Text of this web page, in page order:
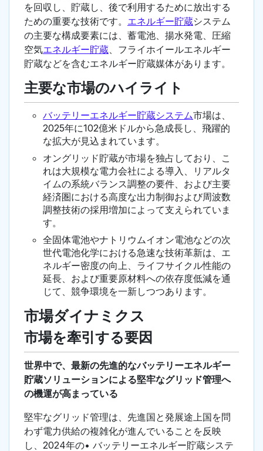
を回収し、貯蔵し、後で利用するために放出する
ための重要な技術です。 エネルギー貯蔵システム
の主要な構成要素には、蓄電池、揚水発電、圧縮
空気エネルギー貯蔵、フライホイールエネルギー
貯蔵などを含むエネルギー貯蔵媒体があります。
主要な市場のハイライト
バッテリーエネルギー貯蔵システム市場は、
2025年に102億米ドルから急成長し、飛躍的
な拡大が見込まれています。
オングリッド貯蔵が市場を独占しており、こ
れは大規模な電力会社による導入、リアルタ
イムの系統バランス調整の要件、および主要
経済圏における高度な出力制御および周波数
調整技術の採用増加によって支えられていま
す。
全固体電池やナトリウムイオン電池などの次
世代電池化学における急速な技術革新は、エ
ネルギー密度の向上、ライフサイクル性能の
延長、および重要原材料への依存度低減を通
じて、競争環境を一新しつつあります。
市場ダイナミクス
市場を牽引する要因
世界中で、最新の先進的なバッテリーエネルギー
貯蔵ソリューションによる堅牢なグリッド管理へ
の機運が高まっている
堅牢なグリッド管理は、先進国と発展途上国を問
わず電力供給の複雑化が進んでいることを反映
し、2024年の• バッテリーエネルギー貯蔵システ